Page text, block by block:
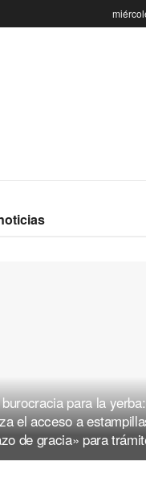
para la
el acceso a
de gracia» para